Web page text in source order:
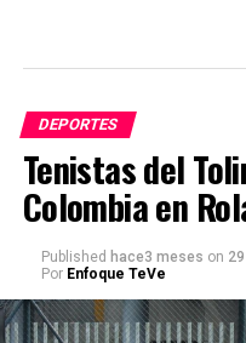
DEPORTES
Tenistas del
Colombia en
Published hace3 meses on
Por Enfoque TeVe